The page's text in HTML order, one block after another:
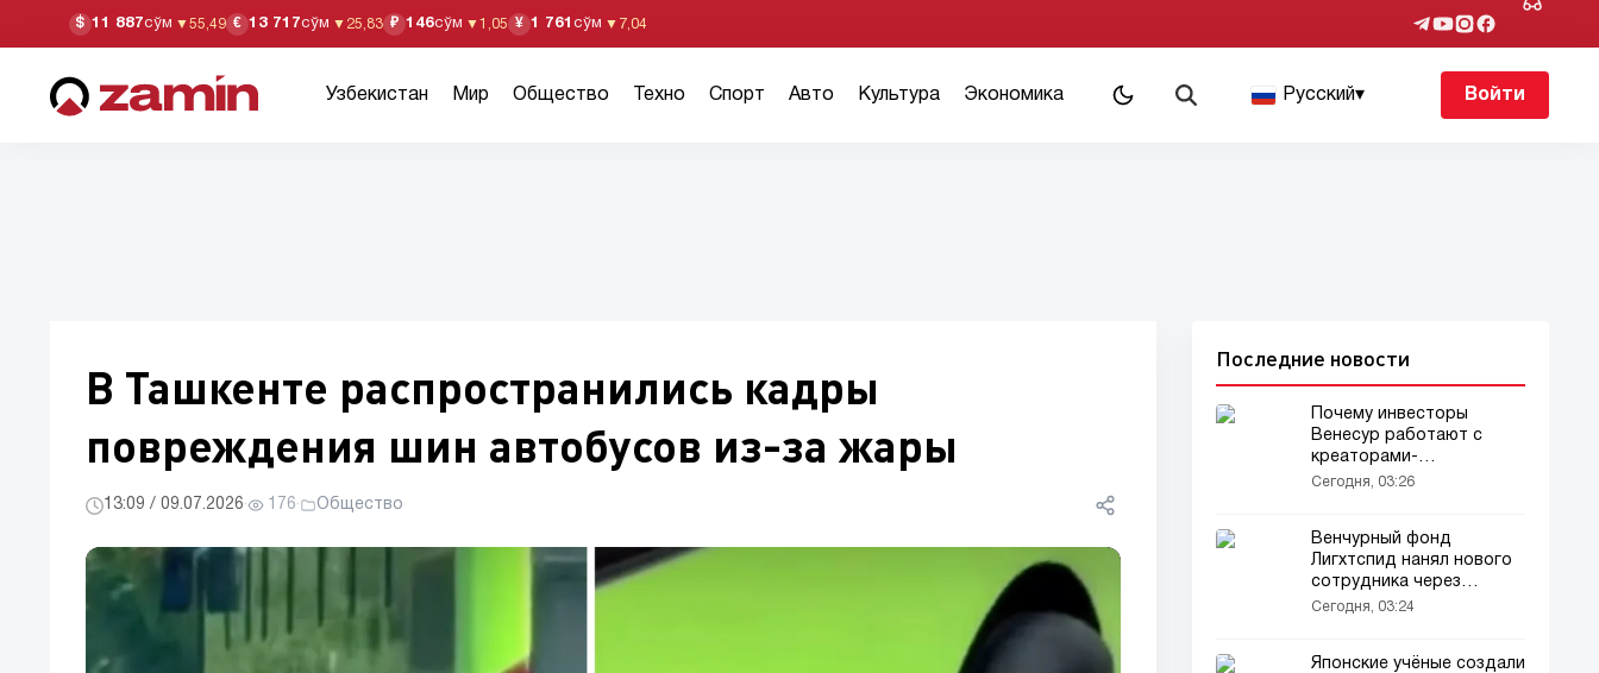
$ 11 887сўм ▼55,49 € 13 717сўм ▼ 25,83 ₽ 146сўм ▼1,05 ¥ 1 761 сўм ▼ 7,04
Узбекистан Мир Общество Техно Спорт Авто Культура Экономика Русский▾ Войти
В Ташкенте распространились кадры
повреждения шин автобусов из-за жары
13:09 / 09.07.2026· 176· Общество
Последние новости
Почему инвесторы
Венесур работают с
креаторами-
инвесторами
Сегодня, 03:26
Венчурный фонд
Лигхтспид нанял нового
сотрудника через
Instagram
Сегодня, 03:24
Японские учёные создали